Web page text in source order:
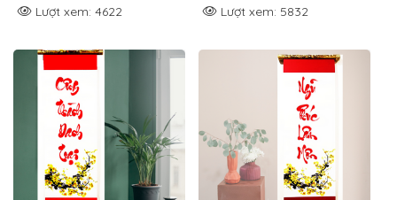
Lượt xem: 4622 Lượt xem: 5832